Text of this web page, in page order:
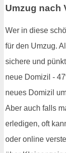
Umzug nach
Wer in diese
für den Umzug.
sichere und
neue Domizil -
neues Domizil
Aber auch falls
erledigen, oft
oder online